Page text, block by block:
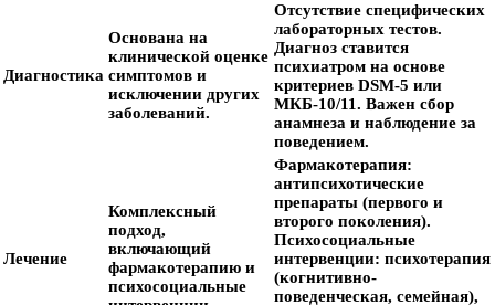
Диагностика
Основана на
клинической оценке
симптомов и
исключении других
заболеваний.
Отсутствие специфических
лабораторных тестов.
Диагноз ставится
психиатром на основе
критериев DSM-5 или
МКБ-10/11. Важен сбор
анамнеза и наблюдение за
поведением.
Лечение
Комплексный
подход,
включающий
фармакотерапию и
психосоциальные
Фармакотерапия:
антипсихотические
препараты (первого и
второго поколения).
Психосоциальные
интервенции: психотерапия
(когнитивно-
поведенческая, семейная),